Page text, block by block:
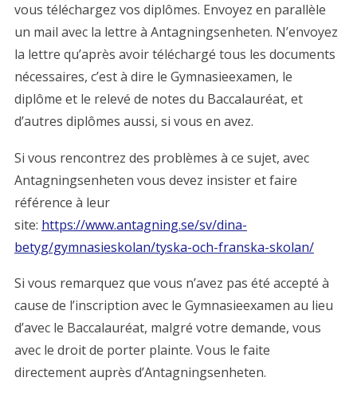
vous téléchargez vos diplômes. Envoyez en parallèle
un mail avec la lettre à Antagningsenheten. N’envoyez
la lettre qu’après avoir téléchargé tous les documents
nécessaires, c’est à dire le Gymnasieexamen, le
diplôme et le relevé de notes du Baccalauréat, et
d’autres diplômes aussi, si vous en avez.
Si vous rencontrez des problèmes à ce sujet, avec
Antagningsenheten vous devez insister et faire
référence à leur
site: https://www.antagning.se/sv/dina-
betyg/gymnasieskolan/tyska-och-franska-skolan/
Si vous remarquez que vous n’avez pas été accepté à
cause de l’inscription avec le Gymnasieexamen au lieu
d’avec le Baccalauréat, malgré votre demande, vous
avec le droit de porter plainte. Vous le faite
directement auprès d’Antagningsenheten.